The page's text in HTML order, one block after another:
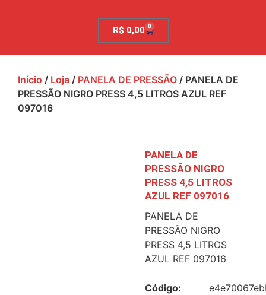
R$ 0,00 0
Início / Loja / PANELA DE PRESSÃO / PANELA DE
PRESSÃO NIGRO PRESS 4,5 LITROS AZUL REF
097016
PANELA DE
PRESSÃO NIGRO
PRESS 4,5 LITROS
AZUL REF 097016
PANELA DE
PRESSÃO NIGRO
PRESS 4,5 LITROS
AZUL REF 097016
Código: